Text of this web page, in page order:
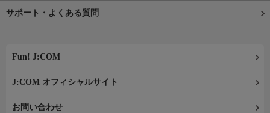
サポート・よくある質問
Fun! J:COM
J:COM オフィシャルサイト
お問い合わせ